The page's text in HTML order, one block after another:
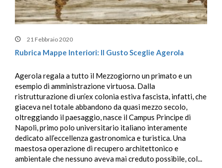
21 Febbraio 2020
Rubrica Mappe Interiori: Il Gusto Sceglie Agerola
Agerola regala a tutto il Mezzogiorno un primato e un
esempio di amministrazione virtuosa. Dalla
ristrutturazione di un’ex colonia estiva fascista, infatti, che
giaceva nel totale abbandono da quasi mezzo secolo,
oltreggiando il paesaggio, nasce il Campus Principe di
Napoli, primo polo universitario italiano interamente
dedicato all’eccellenza gastronomica e turistica. Una
maestosa operazione di recupero architettonico e
ambientale che nessuno aveva mai creduto possibile, col...